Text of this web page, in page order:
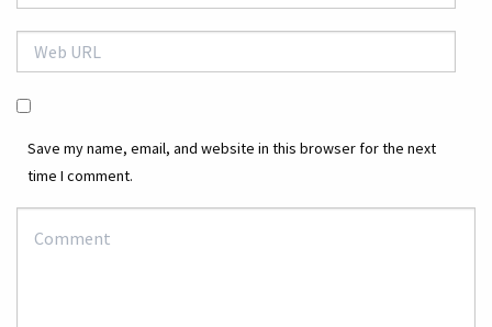
Save my name, email, and website in this browser for the next
time I comment.